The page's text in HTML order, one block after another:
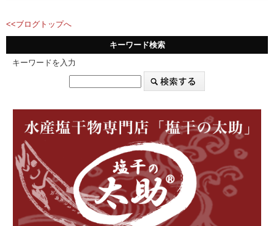
<<ブログトップへ
キーワード検索
キーワードを入力